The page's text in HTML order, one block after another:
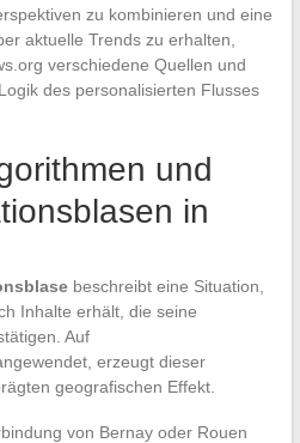
zu kombinieren und eine
aktuelle Trends zu erhalten,
verschiedene Quellen und
des personalisierten Flusses
und
in
beschreibt eine Situation,
Inhalte erhält, die seine
Auf
erzeugt dieser
geografischen Effekt.
von Bernay oder Rouen